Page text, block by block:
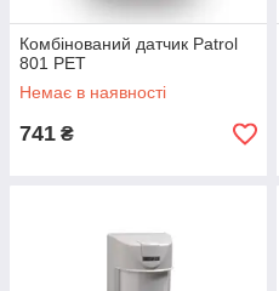
Комбінований датчик Patrol
801 PET
Немає в наявності
741 ₴